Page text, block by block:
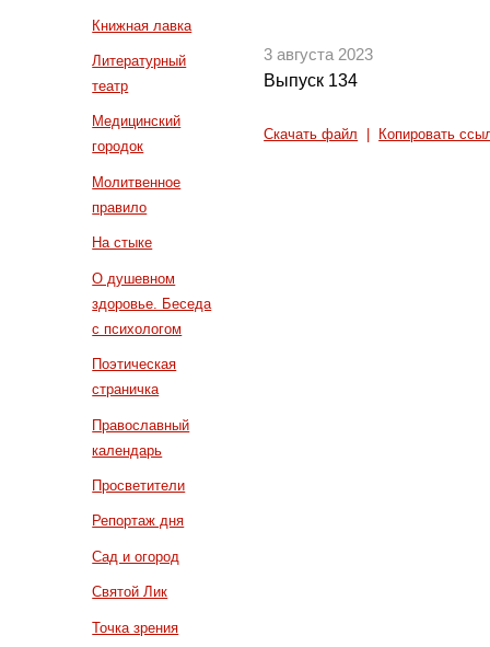
Книжная лавка
Литературный
театр
Медицинский
городок
Молитвенное
правило
На стыке
О душевном
здоровье. Беседа
с психологом
Поэтическая
страничка
Православный
календарь
Просветители
Репортаж дня
Сад и огород
Святой Лик
Точка зрения
3 августа 2023
Выпуск 134
Скачать файл Копировать